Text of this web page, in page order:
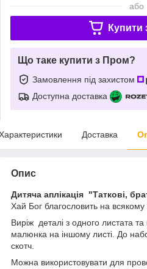
або
Купити
Що таке купити з Пром?
Замовлення під захистом
Доступна доставка
Доставка
Опис
Дитяча аплікація "Таткові,
Хай Бог благословить на всякому
Виріж деталі з одного листата
малюнка на іншому листі. До
скотч.
Можна використовувати для